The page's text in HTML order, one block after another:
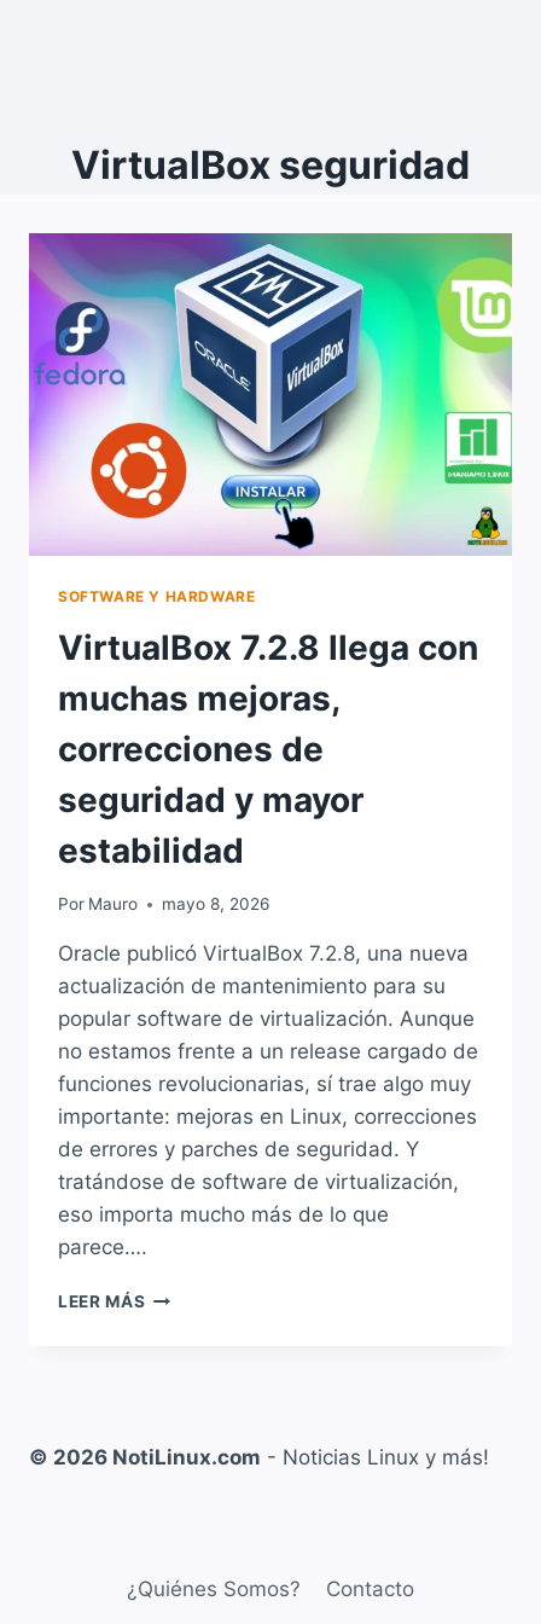
VirtualBox seguridad
SOFTWARE Y HARDWARE
VirtualBox 7.2.8 llega con
muchas mejoras,
correcciones de
seguridad y mayor
estabilidad
Por Mauro mayo 8, 2026
Oracle publicó VirtualBox 7.2.8, una nueva
actualización de mantenimiento para su
popular software de virtualización. Aunque
no estamos frente a un release cargado de
funciones revolucionarias, sí trae algo muy
importante: mejoras en Linux, correcciones
de errores y parches de seguridad. Y
tratándose de software de virtualización,
eso importa mucho más de lo que
parece….
LEER MÁS VIRTUALBOX
CORRECCIONES
© 2026 NotiLinux.com - Noticias Linux y más!
¿Quiénes Somos?
Contacto